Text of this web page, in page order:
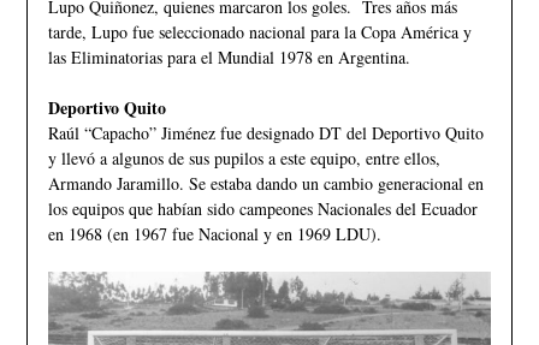
Lupo Quiñonez, quienes marcaron los goles. Tres años más
tarde, Lupo fue seleccionado nacional para la Copa América y
las Eliminatorias para el Mundial 1978 en Argentina.
Deportivo Quito
Raúl “Capacho” Jiménez fue designado DT del Deportivo Quito
y llevó a algunos de sus pupilos a este equipo, entre ellos,
Armando Jaramillo. Se estaba dando un cambio generacional en
los equipos que habían sido campeones Nacionales del Ecuador
en 1968 (en 1967 fue Nacional y en 1969 LDU).